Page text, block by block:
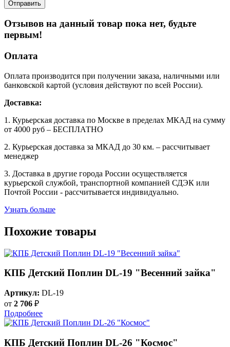
Отзывов на данный товар пока нет, будьте
первым!
Оплата
Оплата производится при получении заказа, наличными или
банковской картой (условия действуют по всей России).
Доставка:
1. Курьерская доставка по Москве в пределах МКАД на сумму
от 4000 руб – БЕСПЛАТНО
2. Курьерская доставка за МКАД до 30 км. – рассчитывает
менеджер
3. Доставка в другие города России осуществляется
курьерской службой, транспортной компанией СДЭК или
Почтой России - рассчитывается индивидуально.
Узнать больше
Похожие товары
КПБ Детский Поплин DL-19 "Весенний зайка"
Артикул: DL-19
от 2 706 ₽
Подробнее
КПБ Детский Поплин DL-26 "Космос"